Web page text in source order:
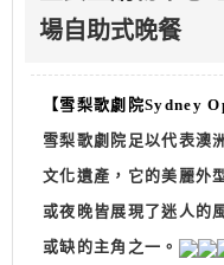
場自助式晚餐
【雪梨歌劇院Sydney
雪梨歌劇院足以代表澳
文化遺產，它的美麗外
或夜晚皆展現了迷人的
或缺的主角之一。